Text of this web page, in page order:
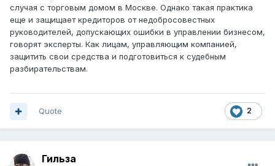
случая с торговым домом в Москве. Однако такая практика
еще и защищает кредиторов от недобросовестных
руководителей, допускающих ошибки в управлении бизнесом,
говорят эксперты. Как лицам, управляющим компанией,
защитить свои средства и подготовиться к судебным
разбирательствам.
2
Quote
Гильза